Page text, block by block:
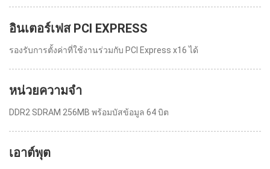
อินเตอร์เฟส PCI EXPRESS
รองรับการตั้งค่าที่ใช้งานร่วมกับ PCI Express x16 ได้
หน่วยความจำ
DDR2 SDRAM 256MB พร้อมบัสข้อมูล 64 บิต
เอาต์พุต